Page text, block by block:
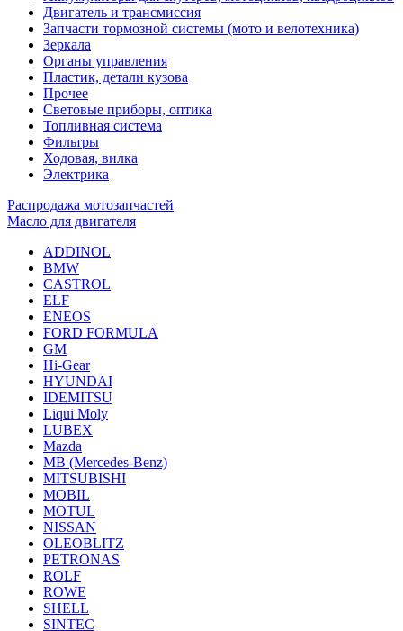
Двигатель и трансмиссия
Запчасти тормозной системы (мото и велотехника)
Зеркала
Органы управления
Пластик, детали кузова
Прочее
Световые приборы, оптика
Топливная система
Фильтры
Ходовая, вилка
Электрика
Распродажа мотозапчастей
Масло для двигателя
ADDINOL
BMW
CASTROL
ELF
ENEOS
FORD FORMULA
GM
Hi-Gear
HYUNDAI
IDEMITSU
Liqui Moly
LUBEX
Mazda
MB (Mercedes-Вenz)
MITSUBISHI
MOBIL
MOTUL
NISSAN
OLEOBLITZ
PETRONAS
ROLF
ROWE
SHELL
SINTEC